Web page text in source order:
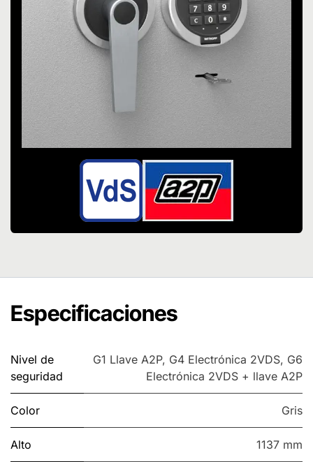
Especificaciones
Nivel de
seguridad
G1 Llave A2P, G4 Electrónica 2VDS, G6
Electrónica 2VDS + llave A2P
Color Gris
Alto 1137 mm